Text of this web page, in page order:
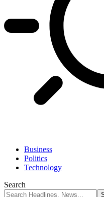
Business
Politics
Technology
Search